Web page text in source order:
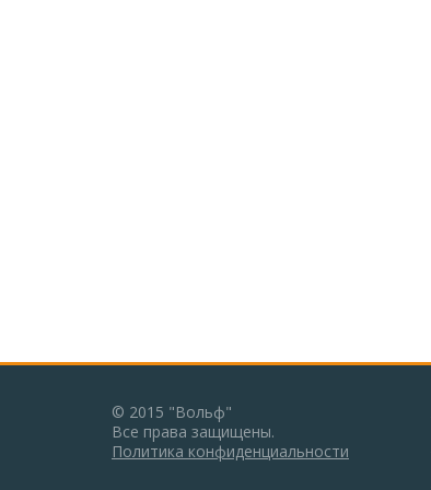
© 2015 "Вольф"
Все права защищены.
Политика конфиденциальности